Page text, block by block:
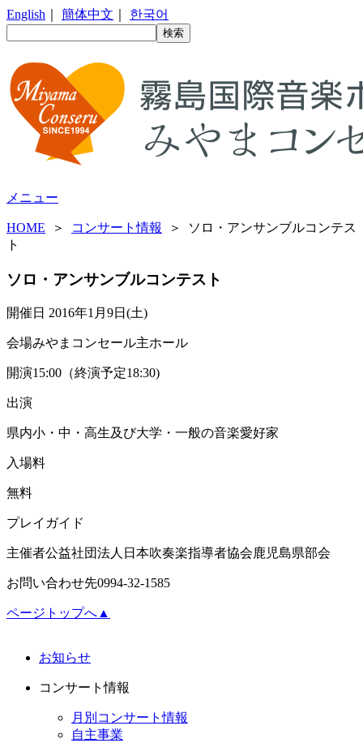
English 簡体中文 한국어
メニュー
HOME ＞ コンサート情報
＞ ソロ・アンサンブルコンテス
ト
ソロ・アンサンブルコンテスト
開催日 2016年1月9日(土)
会場みやまコンセール主ホール
開演15:00（終演予定18:30)
出演
県内小・中・高生及び大学・一般の音楽愛好家
入場料
無料
プレイガイド
主催者公益社団法人日本吹奏楽指導者協会鹿児島県部会
お問い合わせ先0994-32-1585
ページトップへ▲
お知らせ
コンサート情報
月別コンサート情報
自主事業